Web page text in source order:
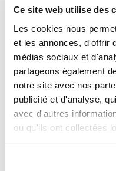
Ce site web utilise des
Les cookies nous
et les annonces, d'offrir
médias sociaux et
partageons également
notre site avec nos
publicité et d'analyse,
avec d'autres
ou qu'ils ont collectées
Bouchon en liège
Robinets
Bois de cheville acier
Robinet Inox 1"
Robinet pour vin Inox
Cône en acier pour
Robinet inox 1" avec